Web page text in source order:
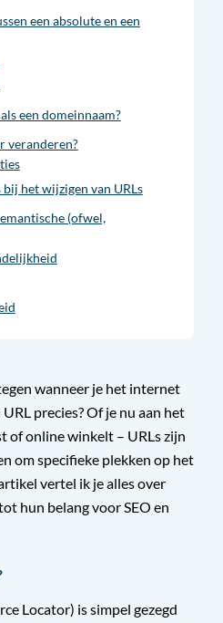
een absolute en een
een domeinnaam?
veranderen?
het wijzigen van URLs
(ofwel,
wanneer je het internet
precies? Of je nu aan het
of online winkelt – URLs zijn
om specifieke plekken op het
vertel ik je alles over
hun belang voor SEO en
Locator) is simpel gezegd